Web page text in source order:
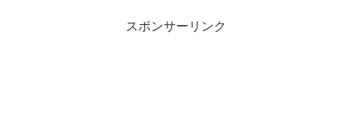
スポンサーリンク